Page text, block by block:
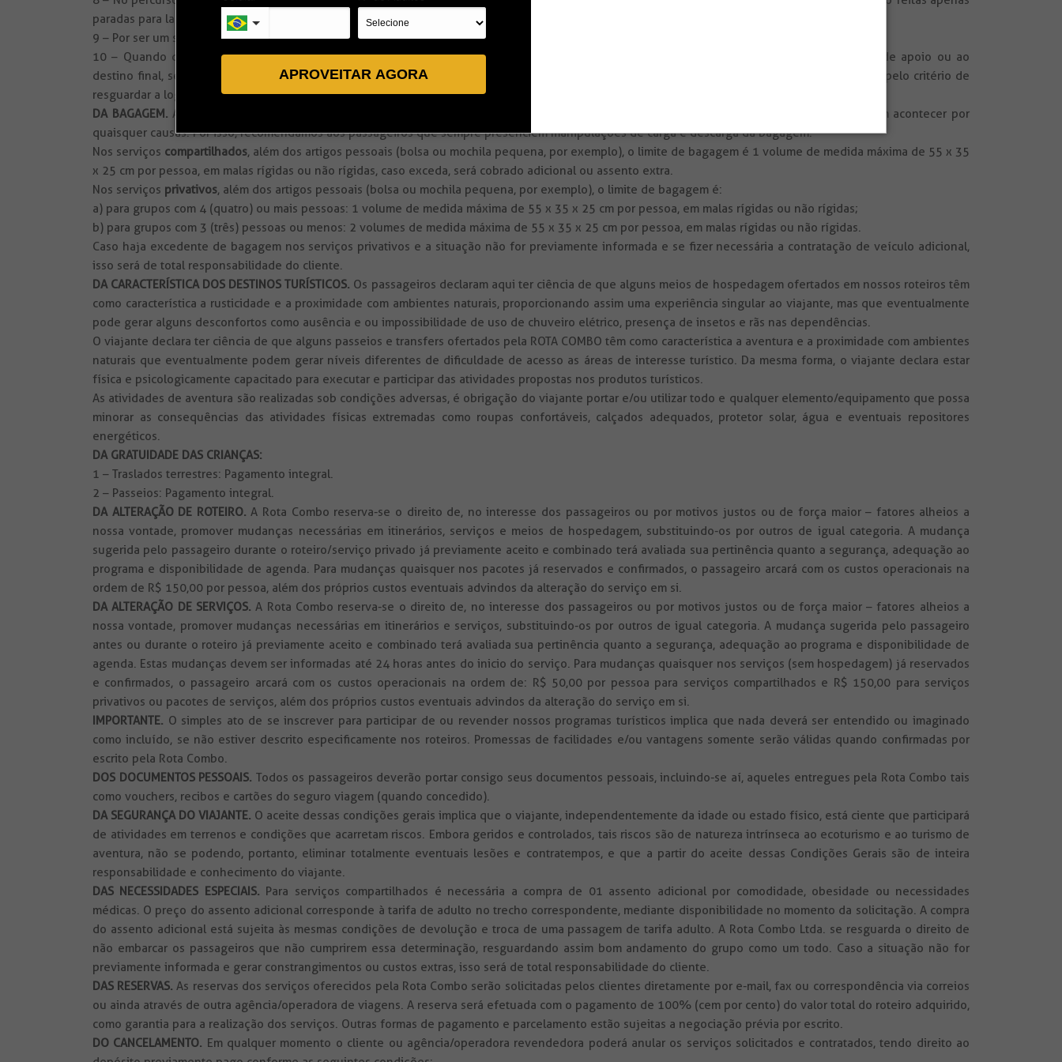
APROVEITAR AGORA
paradas para lanche durante o percurso. Aconselhamos inclusive que leve lanches apesar das paradas estratégicas.
9 – Por ser um serviço de caráter compartilhado, existe pouca ou nenhuma maleabilidade nas paradas estipuladas pelo o guia.
10 – Quando da chegada do transfer compartilhado em qualquer destino, o grupo se dirigirá diretamente ao ponto de alimentação, ponto de apoio ou ao
destino final, seja meio de hospedagem, seja passeio, sob única e exclusiva decisão da Rota Combo Turismo Ltda, que absolutamente se guia pelo critério de
resguardar a logística, e assim proporcionar maior conforto ao grupo como um todo, em detrimento ao interesse individual de cada viajante.
DA BAGAGEM. A Rota Combo declina expressamente de toda responsabilidade em caso de extravio, danos ou furtos de bagagem que possam acontecer por
quaisquer causas. Por isso, recomendamos aos passageiros que sempre presenciem manipulações de carga e descarga da bagagem.
Nos serviços compartilhados, além dos artigos pessoais (bolsa ou mochila pequena, por exemplo), o limite de bagagem é 1 volume de medida máxima de 55 x 35
x 25 cm por pessoa, em malas rígidas ou não rígidas, caso exceda, será cobrado adicional ou assento extra.
Nos serviços privativos, além dos artigos pessoais (bolsa ou mochila pequena, por exemplo), o limite de bagagem é:
a) para grupos com 4 (quatro) ou mais pessoas: 1 volume de medida máxima de 55 x 35 x 25 cm por pessoa, em malas rígidas ou não rígidas;
b) para grupos com 3 (três) pessoas ou menos: 2 volumes de medida máxima de 55 x 35 x 25 cm por pessoa, em malas rígidas ou não rígidas.
Caso haja excedente de bagagem nos serviços privativos e a situação não for previamente informada e se fizer necessária a contratação de veículo adicional,
isso será de total responsabilidade do cliente.
DA CARACTERÍSTICA DOS DESTINOS TURÍSTICOS. Os passageiros declaram aqui ter ciência de que alguns meios de hospedagem ofertados em nossos roteiros têm
como característica a rusticidade e a proximidade com ambientes naturais, proporcionando assim uma experiência singular ao viajante, mas que eventualmente
pode gerar alguns desconfortos como ausência e ou impossibilidade de uso de chuveiro elétrico, presença de insetos e rãs nas dependências.
O viajante declara ter ciência de que alguns passeios e transfers ofertados pela ROTA COMBO têm como característica a aventura e a proximidade com ambientes
naturais que eventualmente podem gerar níveis diferentes de dificuldade de acesso as áreas de interesse turístico. Da mesma forma, o viajante declara estar
física e psicologicamente capacitado para executar e participar das atividades propostas nos produtos turísticos.
As atividades de aventura são realizadas sob condições adversas, é obrigação do viajante portar e/ou utilizar todo e qualquer elemento/equipamento que possa
minorar as consequências das atividades físicas extremadas como roupas confortáveis, calçados adequados, protetor solar, água e eventuais repositores
energéticos.
DA GRATUIDADE DAS CRIANÇAS:
1 – Traslados terrestres: Pagamento integral.
2 – Passeios: Pagamento integral.
DA ALTERAÇÃO DE ROTEIRO. A Rota Combo reserva-se o direito de, no interesse dos passageiros ou por motivos justos ou de força maior – fatores alheios a
nossa vontade, promover mudanças necessárias em itinerários, serviços e meios de hospedagem, substituindo-os por outros de igual categoria. A mudança
sugerida pelo passageiro durante o roteiro/serviço privado já previamente aceito e combinado terá avaliada sua pertinência quanto a segurança, adequação ao
programa e disponibilidade de agenda. Para mudanças quaisquer nos pacotes já reservados e confirmados, o passageiro arcará com os custos operacionais na
ordem de R$ 150,00 por pessoa, além dos próprios custos eventuais advindos da alteração do serviço em si.
DA ALTERAÇÃO DE SERVIÇOS. A Rota Combo reserva-se o direito de, no interesse dos passageiros ou por motivos justos ou de força maior – fatores alheios a
nossa vontade, promover mudanças necessárias em itinerários e serviços, substituindo-os por outros de igual categoria. A mudança sugerida pelo passageiro
antes ou durante o roteiro já previamente aceito e combinado terá avaliada sua pertinência quanto a segurança, adequação ao programa e disponibilidade de
agenda. Estas mudanças devem ser informadas até 24 horas antes do inicio do serviço. Para mudanças quaisquer nos serviços (sem hospedagem) já reservados
e confirmados, o passageiro arcará com os custos operacionais na ordem de: R$ 50,00 por pessoa para serviços compartilhados e R$ 150,00 para serviços
privativos ou pacotes de serviços, além dos próprios custos eventuais advindos da alteração do serviço em si.
IMPORTANTE. O simples ato de se inscrever para participar de ou revender nossos programas turísticos implica que nada deverá ser entendido ou imaginado
como incluído, se não estiver descrito especificamente nos roteiros. Promessas de facilidades e/ou vantagens somente serão válidas quando confirmadas por
escrito pela Rota Combo.
DOS DOCUMENTOS PESSOAIS. Todos os passageiros deverão portar consigo seus documentos pessoais, incluindo-se aí, aqueles entregues pela Rota Combo tais
como vouchers, recibos e cartões do seguro viagem (quando concedido).
DA SEGURANÇA DO VIAJANTE. O aceite dessas condições gerais implica que o viajante, independentemente da idade ou estado físico, está ciente que participará
de atividades em terrenos e condições que acarretam riscos. Embora geridos e controlados, tais riscos são de natureza intrínseca ao ecoturismo e ao turismo de
aventura, não se podendo, portanto, eliminar totalmente eventuais lesões e contratempos, e que a partir do aceite dessas Condições Gerais são de inteira
responsabilidade e conhecimento do viajante.
DAS NECESSIDADES ESPECIAIS. Para serviços compartilhados é necessária a compra de 01 assento adicional por comodidade, obesidade ou necessidades
médicas. O preço do assento adicional corresponde à tarifa de adulto no trecho correspondente, mediante disponibilidade no momento da solicitação. A compra
do assento adicional está sujeita às mesmas condições de devolução e troca de uma passagem de tarifa adulto. A Rota Combo Ltda. se resguarda o direito de
não embarcar os passageiros que não cumprirem essa determinação, resguardando assim bom andamento do grupo como um todo. Caso a situação não for
previamente informada e gerar constrangimentos ou custos extras, isso será de total responsabilidade do cliente.
DAS RESERVAS. As reservas dos serviços oferecidos pela Rota Combo serão solicitadas pelos clientes diretamente por e-mail, fax ou correspondência via correios
ou ainda através de outra agência/operadora de viagens. A reserva será efetuada com o pagamento de 100% (cem por cento) do valor total do roteiro adquirido,
como garantia para a realização dos serviços. Outras formas de pagamento e parcelamento estão sujeitas a negociação prévia por escrito.
DO CANCELAMENTO. Em qualquer momento o cliente ou agência/operadora revendedora poderá anular os serviços solicitados e contratados, tendo direito ao